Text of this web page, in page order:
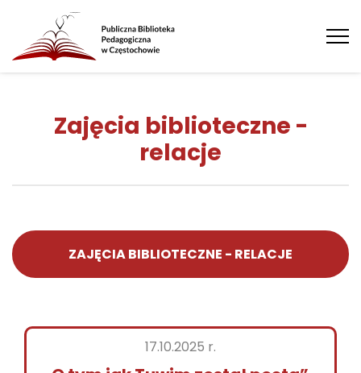
Zajęcia biblioteczne -
relacje
ZAJĘCIA BIBLIOTECZNE - RELACJE
17.10.2025 r.